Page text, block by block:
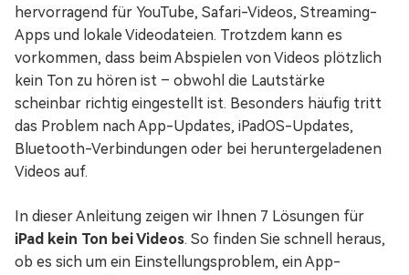
hervorragend für YouTube, Safari-Videos, Streaming-
Apps und lokale Videodateien. Trotzdem kann es
vorkommen, dass beim Abspielen von Videos plötzlich
kein Ton zu hören ist – obwohl die Lautstärke
scheinbar richtig eingestellt ist. Besonders häufig tritt
das Problem nach App-Updates, iPadOS-Updates,
Bluetooth-Verbindungen oder bei heruntergeladenen
Videos auf.
In dieser Anleitung zeigen wir Ihnen 7 Lösungen für
iPad kein Ton bei Videos. So finden Sie schnell heraus,
ob es sich um ein Einstellungsproblem, ein App-